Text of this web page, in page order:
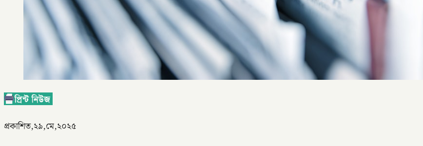
প্রকাশিত,২৯,মে,২০২৫